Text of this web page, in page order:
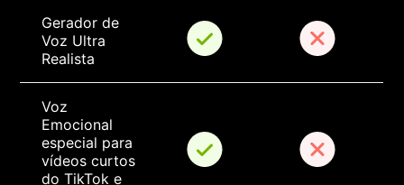
Gerador de
Voz Ultra
Realista
Voz
Emocional
especial para
vídeos curtos
do TikTok e